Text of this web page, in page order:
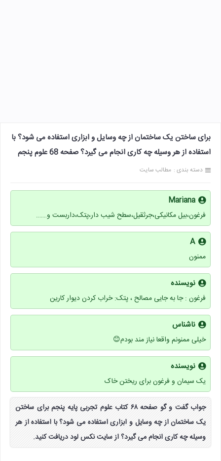
برای ساختن یک ساختمان از چه وسایل و ابزاری استفاده می شود؟ با
استفاده از هر وسیله چه کاری انجام می گیرد؟ صفحه 68 علوم پنجم
دسته بندی : مطالب سایت
Mariana
فرغون،بیل مکانیکی،جرثقیل،سطح شیب دار،پتک،داربست و…….
A
ممنون
نویسنده
فرغون : جا به جایی مصالح ، پتک: خراب کردن دیوار کارین
ناشناس
خیلی ممنونم واقعا نیاز مند بودم😊
نویسنده
یک سیمان و فرغون برای ریختن خاک
جواب گفت و گو صفحه ۶۸ کتاب علوم تجربی پایه پنجم برای ساختن
یک ساختمان از چه وسایل و ابزاری استفاده می شود؟ با استفاده از هر
وسیله چه کاری انجام می گیرد؟ از سایت نکس لود دریافت کنید.